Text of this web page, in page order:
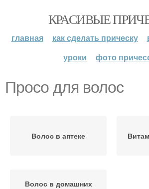
КРАСИВЫЕ
главная как сделать прическу
уроки
фото
Просо для волос
Волос в аптеке
Волос в домашних